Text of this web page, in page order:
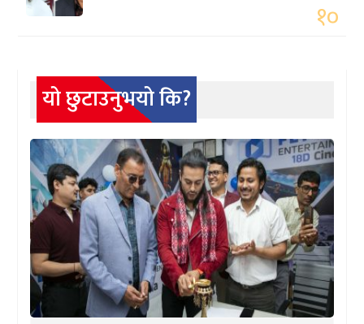
१०
यो छुटाउनुभयो कि?